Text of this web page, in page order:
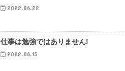
2022.06.22
仕事は勉強ではありません!
2022.06.15